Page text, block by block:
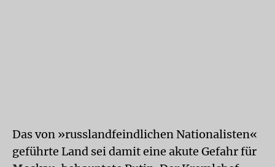
Das von »russlandfeindlichen Nationalisten«
geführte Land sei damit eine akute Gefahr für